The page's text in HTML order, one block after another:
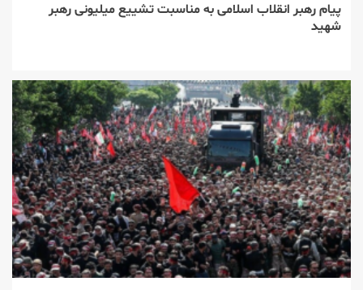
پیام رهبر انقلاب اسلامی به مناسبت تشییع میلیونی رهبر
شهید